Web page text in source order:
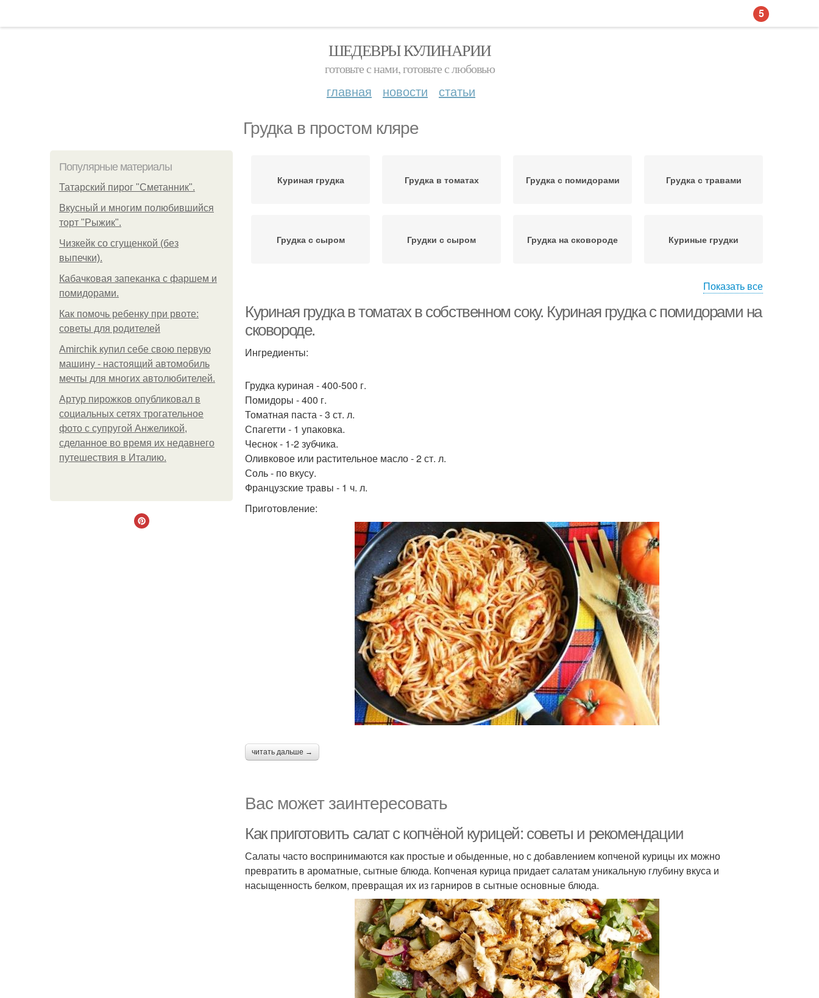
ШЕДЕВРЫ КУЛИНАРИИ
готовьте с нами, готовьте с любовью
главная новости статьи
Грудка в простом кляре
Популярные материалы
Татарский пирог "Сметанник".
Вкусный и многим полюбившийся
торт "Рыжик".
Чизкейк со сгущенкой (без
выпечки).
Кабачковая запеканка с фаршем и
помидорами.
Как помочь ребенку при рвоте:
советы для родителей
Amirchik купил себе свою первую
машину - настоящий автомобиль
мечты для многих автолюбителей.
Артур пирожков опубликовал в
социальных сетях трогательное
фото с супругой Анжеликой,
сделанное во время их недавнего
путешествия в Италию.
Куриная грудка Грудка в томатах Грудка с помидорами Грудка с травами
Грудка с сыром Грудки с сыром Грудка на сковороде Куриные грудки
соусе
Показать все
Куриная грудка в томатах в собственном соку. Куриная грудка с помидорами на
сковороде.
Ингредиенты:
Грудка куриная - 400-500 г.
Помидоры - 400 г.
Томатная паста - 3 ст. л.
Спагетти - 1 упаковка.
Чеснок - 1-2 зубчика.
Оливковое или растительное масло - 2 ст. л.
Соль - по вкусу.
Французские травы - 1 ч. л.
Приготовление:
читать дальше →
Вас может заинтересовать
Как приготовить салат с копчёной курицей: советы и рекомендации
Салаты часто воспринимаются как простые и обыденные, но с добавлением копченой курицы их можно
превратить в ароматные, сытные блюда. Копченая курица придает салатам уникальную глубину вкуса и
насыщенность белком, превращая их из гарниров в сытные основные блюда.
5